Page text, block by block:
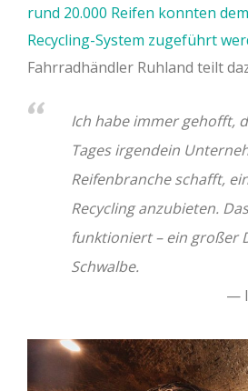
rund 20.000 Reifen konnten
Recycling-System zugeführt
Fahrradhändler Ruhland teilt
Ich habe immer gehofft,
Tages irgendein
Reifenbranche schafft,
Recycling anzubieten.
funktioniert – ein großer
Schwalbe.